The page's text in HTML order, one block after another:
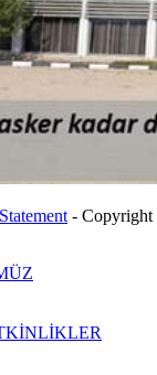
- Copyright